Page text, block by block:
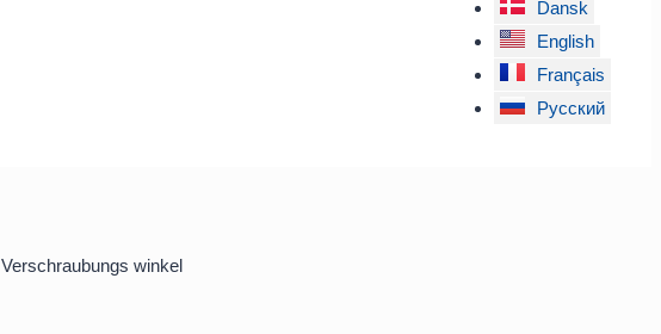
Dansk
English
Français
Русский
Verschraubungs winkel